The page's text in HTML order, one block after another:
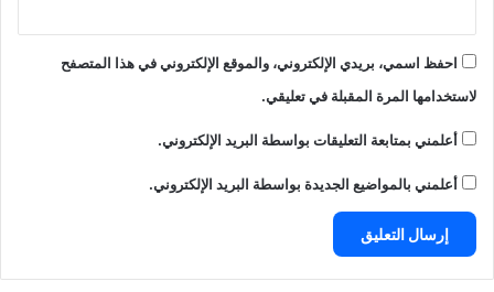
احفظ اسمي، بريدي الإلكتروني، والموقع الإلكتروني في هذا المتصفح
لاستخدامها المرة المقبلة في تعليقي.
أعلمني بمتابعة التعليقات بواسطة البريد الإلكتروني.
أعلمني بالمواضيع الجديدة بواسطة البريد الإلكتروني.